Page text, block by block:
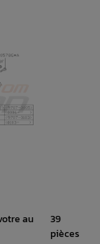
au
39
pièces